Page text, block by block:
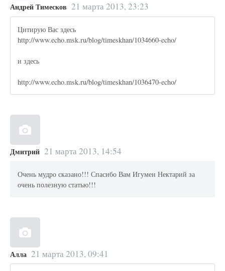
Андрей Тимесков 21 марта 2013, 23:23
Цитирую Вас здесь
http://www.echo.msk.ru/blog/timeskhan/1034660-echo/
и здесь
http://www.echo.msk.ru/blog/timeskhan/1036470-echo/
Дмитрий 21 марта 2013, 14:54
Очень мудро сказано!!! Спасибо Вам Игумен Нектарий за
очень полезную статью!!!
Алла 21 марта 2013, 09:41